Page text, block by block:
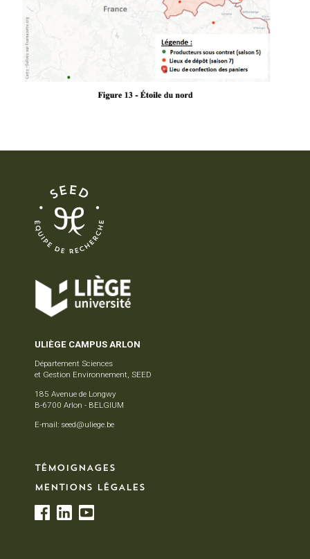
ULIÈGE CAMPUS ARLON
Département Sciences
et Gestion Environnement, SEED
185 Avenue de Longwy
B-6700 Arlon - BELGIUM
E-mail: seed@uliege.be
TÉMOIGNAGES
MENTIONS LÉGALES